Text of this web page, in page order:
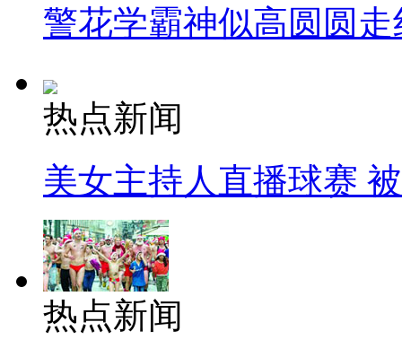
警花学霸神似高圆圆走
热点新闻
美女主持人直播球赛
热点新闻